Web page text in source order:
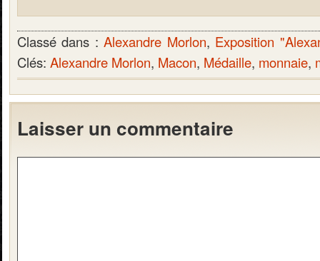
Classé dans :Alexandre Morlon, Exposition
Clés: Alexandre Morlon, Macon, Médaille, monnaie,
Laisser un commentaire